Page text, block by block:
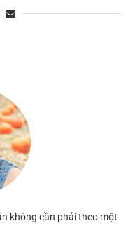
không cần phải theo một